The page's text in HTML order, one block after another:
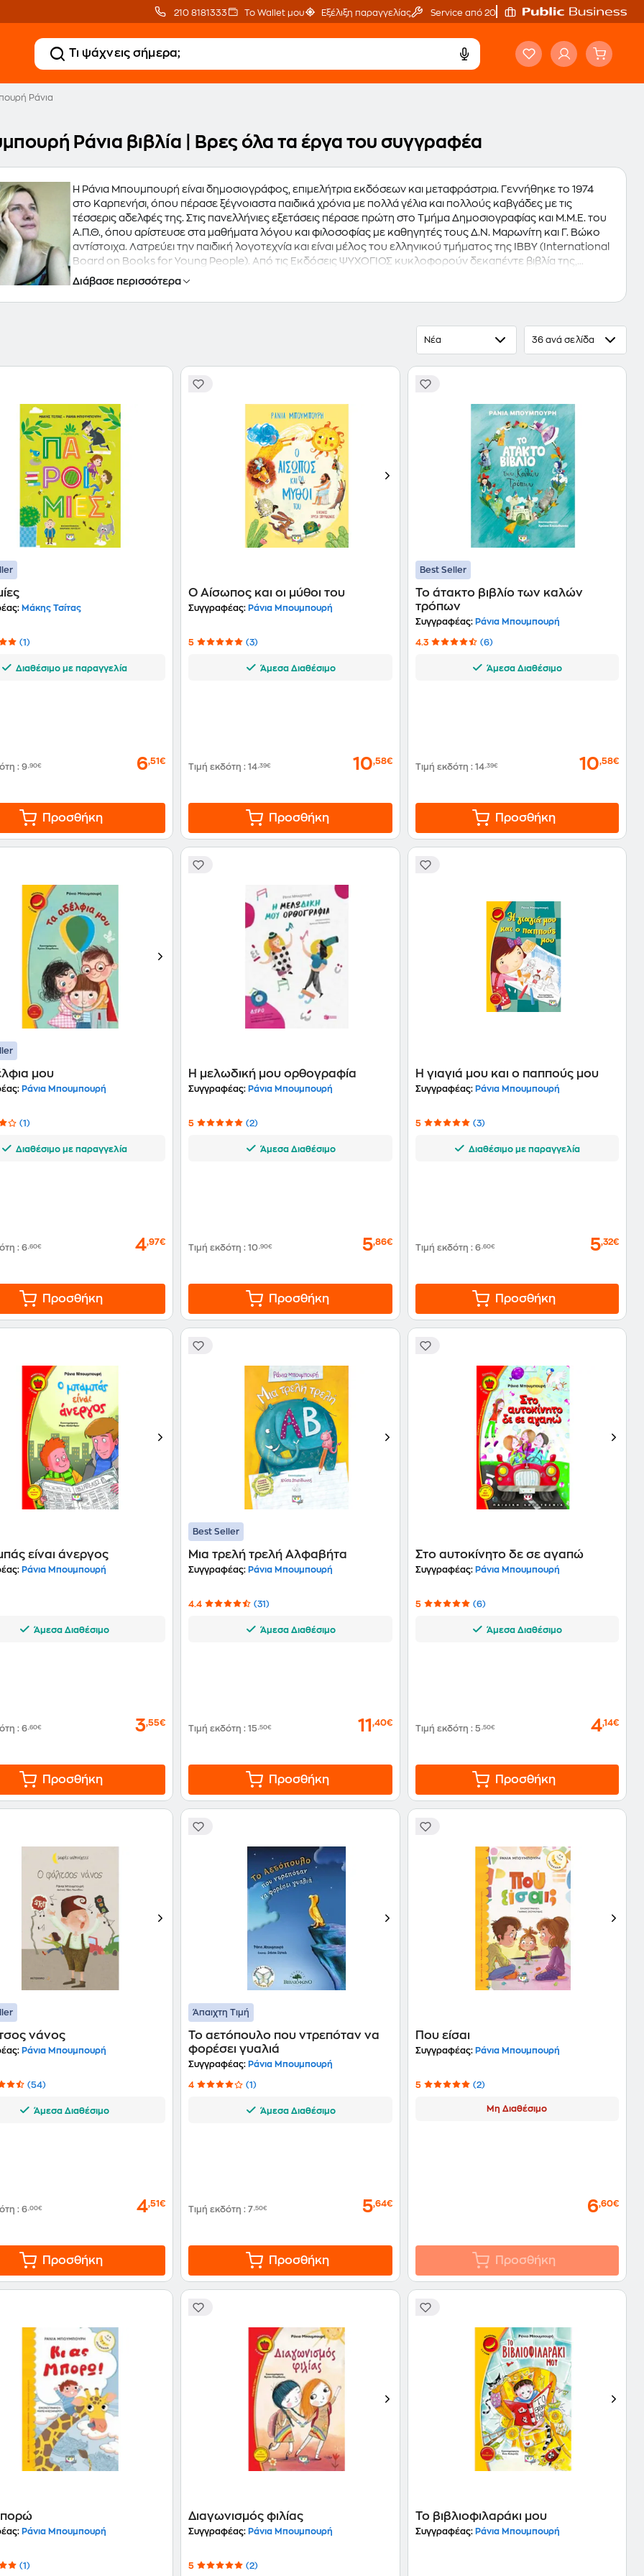
210 8181333 Το Wallet μου Εξέλιξη παραγγελίας Service από 20'
Ράνια
Ράνια βιβλία | Βρες όλα τα έργα του συγγραφέα
Η Ράνια Μπουμπουρή είναι δημοσιογράφος, επιμελήτρια εκδόσεων και μεταφράστρια. Γεννήθηκε το 1974
στο Καρπενήσι, όπου πέρασε ξέγνοιαστα παιδικά χρόνια με πολλά γέλια και πολλούς καβγάδες με τις
τέσσερις αδελφές της. Στις πανελλήνιες εξετάσεις πέρασε πρώτη στο Τμήμα Δημοσιογραφίας και Μ.Μ.Ε. του
Α.Π.Θ., όπου αρίστευσε στα μαθήματα λόγου και φιλοσοφίας με καθηγητές τους Δ.Ν. Μαρωνίτη και Γ. Βώκο
αντίστοιχα. Λατρεύει την παιδική λογοτεχνία και είναι μέλος του ελληνικού τμήματος της IBBY (International
Board on Books for Young People). Από τις Εκδόσεις ΨΥΧΟΓΙΟΣ κυκλοφορούν δεκαπέντε βιβλία της,
μεταξύ των οποίων τα "Μια τρελή τρελή αλφαβήτα" (Έπαινος Ποίησης της Γυναικείας Λογοτεχνικής
Συντροφιάς), "Ένα τρελό τρελό αριθμητάρι" και "Ένα τρελό τρελό αγρόκτημα", τα οποία συνοδεύονται από
CDs σε μελοποίηση του Αλκιβιάδη Κωνσταντόπουλου, με τη συμμετοχή πολύ γνωστών και αγαπημένων
Διάβασε περισσότερα
Νέα 36 ανά σελίδα
Μάκης Τσίτας
(1)
Διαθέσιμο με παραγγελία
: 9,90€ 6,51€
Προσθήκη
Ο Αίσωπος και οι μύθοι του
Συγγραφέας: Ράνια Μπουμπουρή
5 (3)
Άμεσα Διαθέσιμο
Τιμή εκδότη:14,39€ 10,58€
Προσθήκη
Best Seller
Το άτακτο βιβλίο των καλών
τρόπων
Συγγραφέας:Ράνια Μπουμπουρή
4.3 (6)
Άμεσα Διαθέσιμο
Τιμή εκδότη : 14,39€ 10,58€
Προσθήκη
μου
Ράνια Μπουμπουρή
(1)
Διαθέσιμο με παραγγελία
: 6,60€ 4,97€
Προσθήκη
Η μελωδική μου ορθογραφία
Συγγραφέας: Ράνια Μπουμπουρή
5 (2)
Άμεσα Διαθέσιμο
Τιμή εκδότη:10,90€ 5,86€
Προσθήκη
Η γιαγιά μου και ο παππούς μου
Συγγραφέας:Ράνια Μπουμπουρή
5 (3)
Διαθέσιμο με παραγγελία
Τιμή εκδότη : 6,60€ 5,32€
Προσθήκη
είναι άνεργος
Ράνια Μπουμπουρή
Άμεσα Διαθέσιμο
: 6,60€ 3,55€
Προσθήκη
Best Seller
Μια τρελή τρελή Αλφαβήτα
Συγγραφέας: Ράνια Μπουμπουρή
4.4 (31)
Άμεσα Διαθέσιμο
Τιμή εκδότη:15,50€ 11 ,40€
Προσθήκη
Στο αυτοκίνητο δε σε αγαπώ
Συγγραφέας:Ράνια Μπουμπουρή
5 (6)
Άμεσα Διαθέσιμο
Τιμή εκδότη : 5,50€ 4,14€
Προσθήκη
νάνος
Ράνια Μπουμπουρή
(54)
Άμεσα Διαθέσιμο
: 6,00€ 4,51€
Προσθήκη
Άπαιχτη Τιμή
Το αετόπουλο που ντρεπόταν να
φορέσει γυαλιά
Συγγραφέας: Ράνια Μπουμπουρή
4 (1)
Άμεσα Διαθέσιμο
Τιμή εκδότη:7,50€ 5,64€
Προσθήκη
Που είσαι
Συγγραφέας:Ράνια Μπουμπουρή
5 (2)
Μη Διαθέσιμο
6,60€
Προσθήκη
Ράνια Μπουμπουρή
(1)
Διαγωνισμός φιλίας
Συγγραφέας: Ράνια Μπουμπουρή
5 (2)
Το βιβλιοφιλαράκι μου
Συγγραφέας:Ράνια Μπουμπουρή